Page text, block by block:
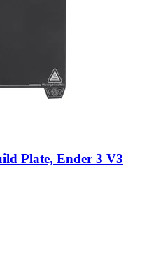
Plate, Ender 3 V3